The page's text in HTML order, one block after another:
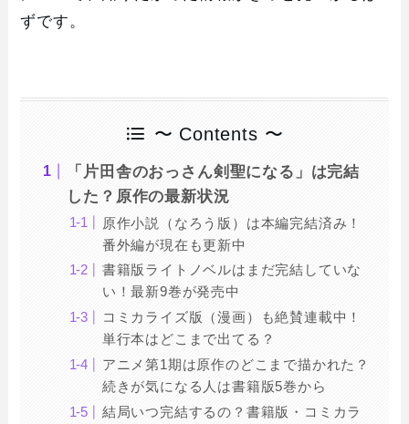
ずです。
〜 Contents 〜
「片田舎のおっさん剣聖になる」は完結
した？原作の最新状況
原作小説（なろう版）は本編完結済み！
番外編が現在も更新中
書籍版ライトノベルはまだ完結していな
い！最新9巻が発売中
コミカライズ版（漫画）も絶賛連載中！
単行本はどこまで出てる？
アニメ第1期は原作のどこまで描かれた？
続きが気になる人は書籍版5巻から
結局いつ完結するの？書籍版・コミカラ